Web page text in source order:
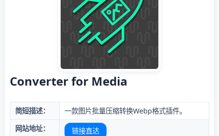
Converter for Media
简短描述：
一款图片批量压缩转换Webp格式插件。
网站地址：
链接直达